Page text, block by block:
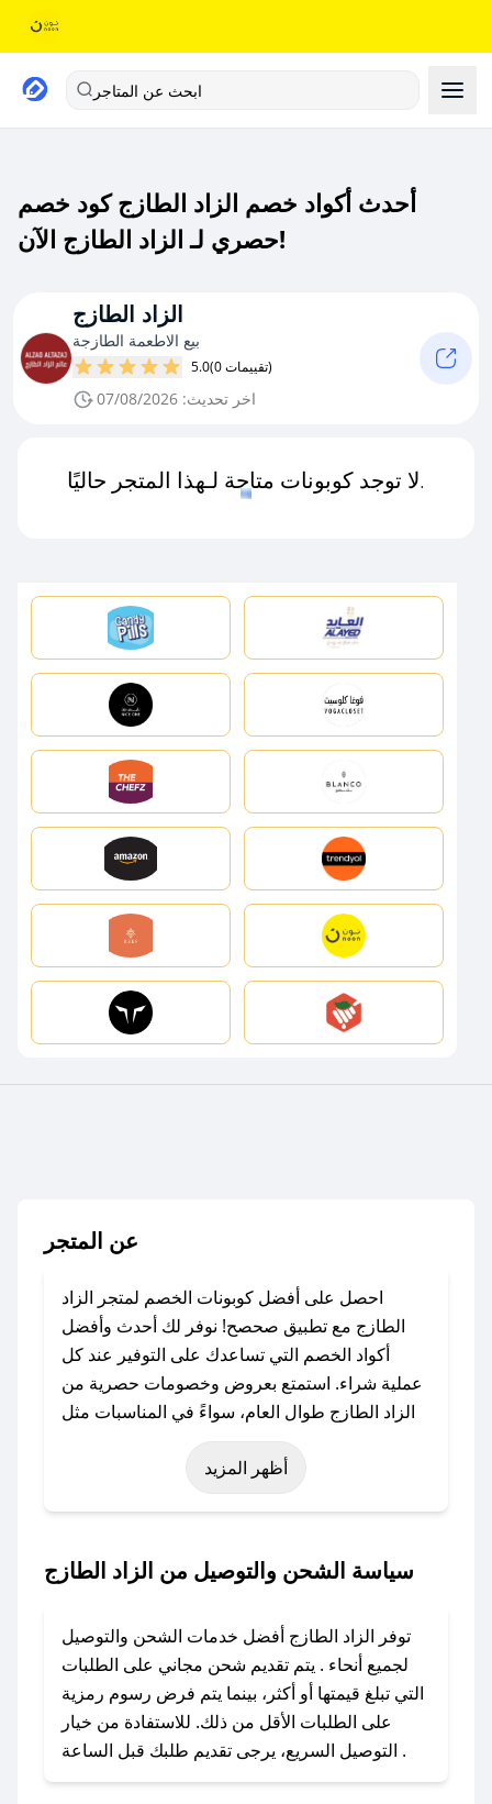
ابحث عن المتاجر
أحدث أكواد خصم الزاد الطازج كود خصم
حصري لـ الزاد الطازج الآن!
الزاد الطازج
بيع الاطعمة الطازجة
5.0 (0 تقييمات)
اخر تحديث: 07/08/2026
لا توجد كوبونات متاحة لـهذا المتجر حاليًا.
عن المتجر
احصل على أفضل كوبونات الخصم لمتجر الزاد
الطازج مع تطبيق صحصح! نوفر لك أحدث وأفضل
أكواد الخصم التي تساعدك على التوفير عند كل
عملية شراء. استمتع بعروض وخصومات حصرية من
الزاد الطازج طوال العام، سواءً في المناسبات مثل
عيد الفطر، عيد الأضحى، الجمعة البيضاء (شهر
نوفمبر)، رمضان، اليوم الوطني، يوم التأسيس، أو
حتى عروض خاصة أخرى.
باستخدام تطبيق صحصح، يمكنك العثور بسهولة على
تواصل معنا عبر تويتر أو البريد الإلكتروني لإضافته
بسرعة.
### كيفية استخدام كود خصم الزاد الطازج؟
1. انسخ كود الخصم من تطبيق صحصح.
2. الصقه في خانة الدفع عند التسوق من الزاد
أظهر المزيد
سياسة الشحن والتوصيل من الزاد الطازج
توفر الزاد الطازج أفضل خدمات الشحن والتوصيل
لجميع أنحاء . يتم تقديم شحن مجاني على الطلبات
التي تبلغ قيمتها أو أكثر، بينما يتم فرض رسوم رمزية
على الطلبات الأقل من ذلك. للاستفادة من خيار
التوصيل السريع، يرجى تقديم طلبك قبل الساعة .